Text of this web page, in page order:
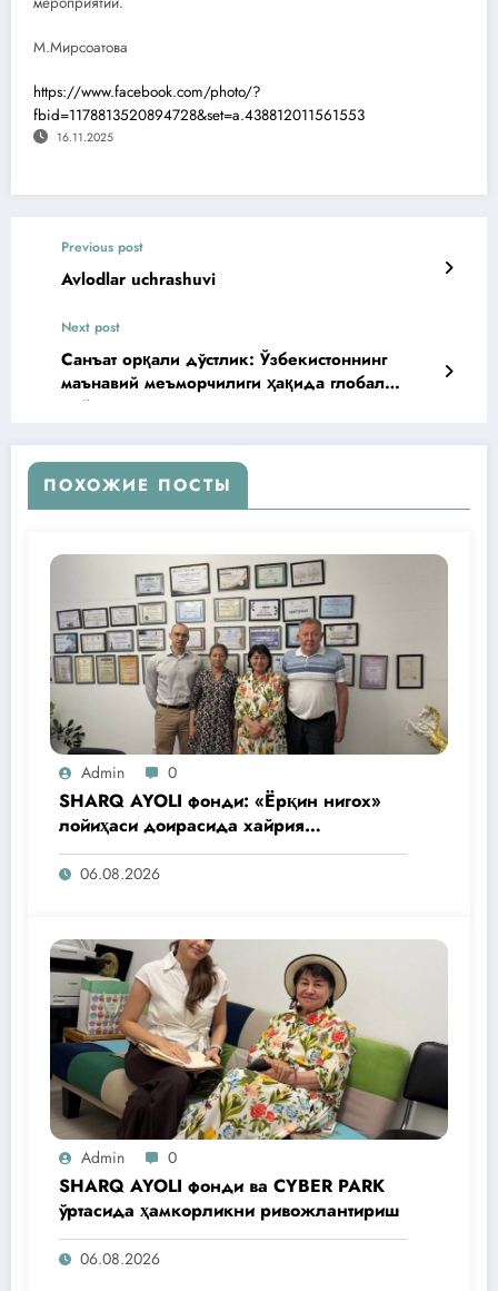
М.Мирсоатова
https://www.facebook.com/photo/?
fbid=1178813520894728&set=a.438812011561553
16.11.2025
Previous post
Avlodlar uchrashuvi
Next post
Санъат орқали дўстлик: Ўзбекистоннинг
маънавий меъморчилиги ҳақида глобал
лойиҳа
ПОХОЖИЕ ПОСТЫ
Admin 0
SHARQ AYOLI фонди: «Ёрқин нигох»
лойиҳаси доирасида хайрия
операциялари ўтказилади
06.08.2026
Admin 0
SHARQ AYOLI фонди ва CYBER PARK
ўртасида ҳамкорликни ривожлантириш
06.08.2026